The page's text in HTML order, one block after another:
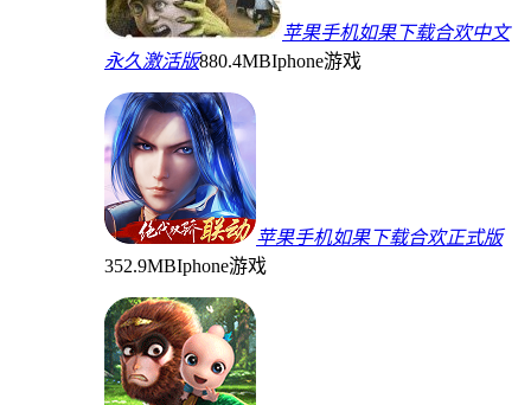
苹果手机如果下载合欢中文
永久激活版880.4MBIphone游戏
苹果手机如果下载合欢正式版
352.9MBIphone游戏